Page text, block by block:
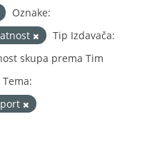
Oznake:
Tip Izdavača:
skupa prema Tim
Tema: